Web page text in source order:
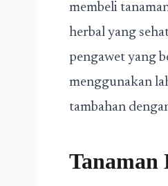
membeli
herbal yang
pengawet yang
menggunakan
tambahan
Tanaman